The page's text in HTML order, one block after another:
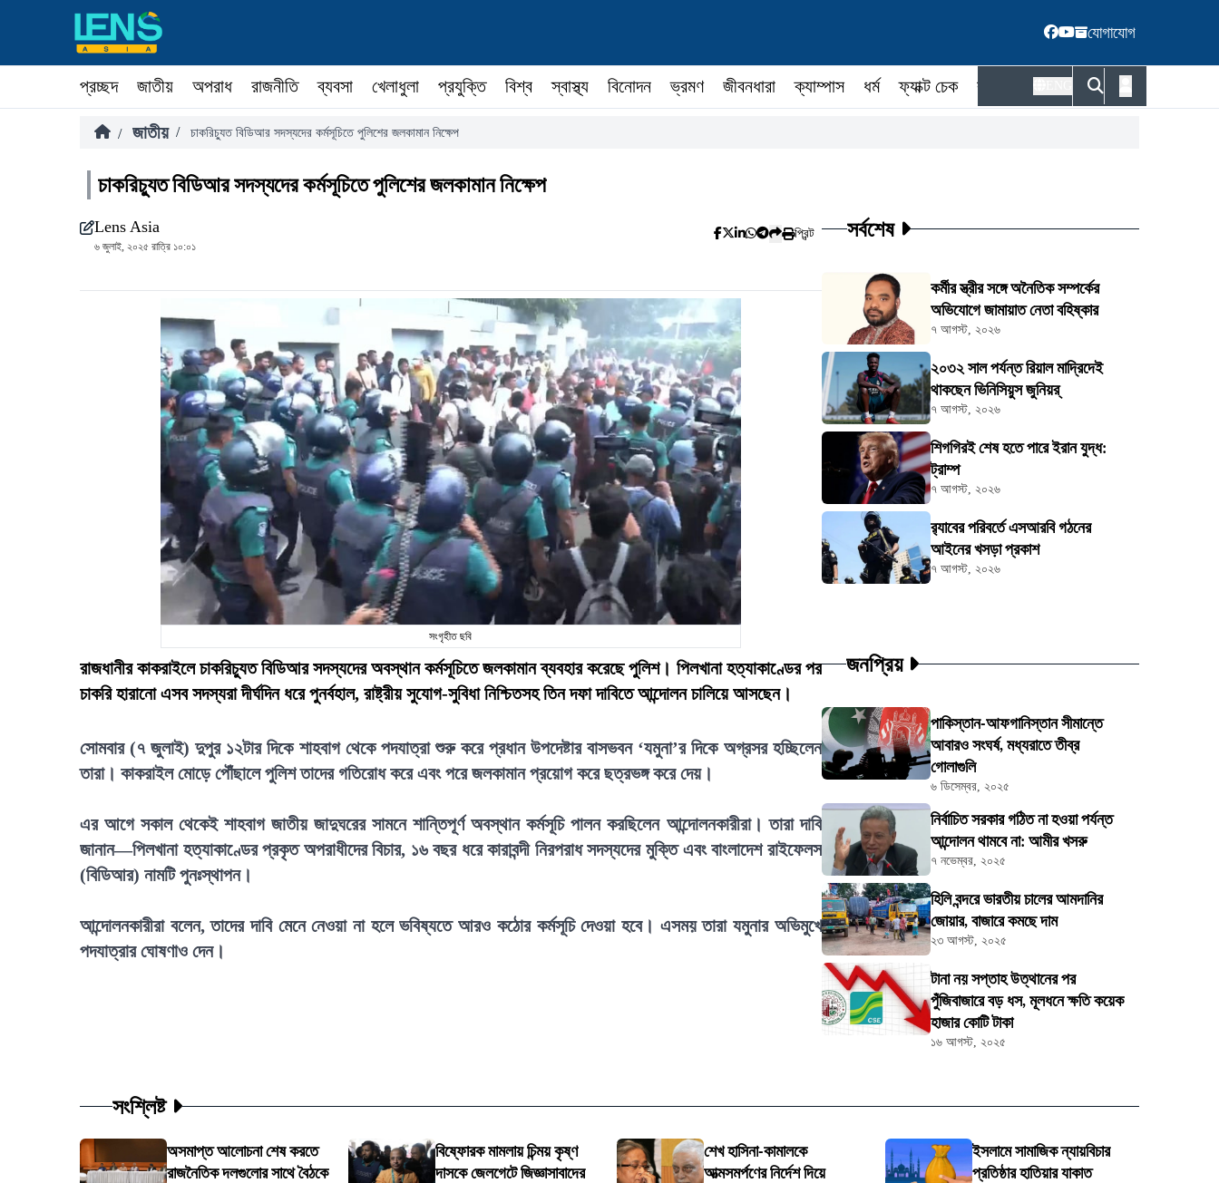
যোগাযোগ
প্রচ্ছদ জাতীয় অপরাধ রাজনীতি ব্যবসা খেলাধুলা প্রযুক্তি বিশ্ব স্বাস্থ্য বিনোদন ভ্রমণ জীবনধারা ক্যাম্পাস ধর্ম ফ্যাক্ট চেক কর্মকর্তা
/ জাতীয় / চাকরিচ্যুত বিডিআর সদস্যদের কর্মসূচিতে পুলিশের জলকামান নিক্ষেপ
চাকরিচ্যুত বিডিআর সদস্যদের কর্মসূচিতে পুলিশের জলকামান নিক্ষেপ
Lens Asia
৬ জুলাই, ২০২৫ রাত্রি ১০:০১
প্রিন্ট
সংগৃহীত ছবি
রাজধানীর কাকরাইলে চাকরিচ্যুত বিডিআর সদস্যদের অবস্থান কর্মসূচিতে জলকামান ব্যবহার করেছে পুলিশ। পিলখানা হত্যাকাণ্ডের পর
চাকরি হারানো এসব সদস্যরা দীর্ঘদিন ধরে পুনর্বহাল, রাষ্ট্রীয় সুযোগ-সুবিধা নিশ্চিতসহ তিন দফা দাবিতে আন্দোলন চালিয়ে আসছেন।
সোমবার (৭ জুলাই) দুপুর ১২টার দিকে শাহবাগ থেকে পদযাত্রা শুরু করে প্রধান উপদেষ্টার বাসভবন ‘যমুনা’র দিকে অগ্রসর হচ্ছিলেন
তারা। কাকরাইল মোড়ে পৌঁছালে পুলিশ তাদের গতিরোধ করে এবং পরে জলকামান প্রয়োগ করে ছত্রভঙ্গ করে দেয়।
এর আগে সকাল থেকেই শাহবাগ জাতীয় জাদুঘরের সামনে শান্তিপূর্ণ অবস্থান কর্মসূচি পালন করছিলেন আন্দোলনকারীরা। তারা দাবি
জানান—পিলখানা হত্যাকাণ্ডের প্রকৃত অপরাধীদের বিচার, ১৬ বছর ধরে কারাবন্দী নিরপরাধ সদস্যদের মুক্তি এবং বাংলাদেশ রাইফেলস
(বিডিআর) নামটি পুনঃস্থাপন।
আন্দোলনকারীরা বলেন, তাদের দাবি মেনে নেওয়া না হলে ভবিষ্যতে আরও কঠোর কর্মসূচি দেওয়া হবে। এসময় তারা যমুনার অভিমুখে
পদযাত্রার ঘোষণাও দেন।
সর্বশেষ
কর্মীর স্ত্রীর সঙ্গে অনৈতিক সম্পর্কের
অভিযোগে জামায়াত নেতা বহিষ্কার
৭ আগস্ট, ২০২৬
২০৩২ সাল পর্যন্ত রিয়াল মাদ্রিদেই
থাকছেন ভিনিসিয়ুস জুনিয়র্
৭ আগস্ট, ২০২৬
শিগগিরই শেষ হতে পারে ইরান যুদ্ধ:
ট্রাম্প
৭ আগস্ট, ২০২৬
র‍্যাবের পরিবর্তে এসআরবি গঠনের
আইনের খসড়া প্রকাশ
৭ আগস্ট, ২০২৬
জনপ্রিয়
পাকিস্তান-আফগানিস্তান সীমান্তে
আবারও সংঘর্ষ, মধ্যরাতে তীব্র
গোলাগুলি
৬ ডিসেম্বর, ২০২৫
নির্বাচিত সরকার গঠিত না হওয়া পর্যন্ত
আন্দোলন থামবে না: আমীর খসরু
৭ নভেম্বর, ২০২৫
হিলি বন্দরে ভারতীয় চালের আমদানির
জোয়ার, বাজারে কমছে দাম
২৩ আগস্ট, ২০২৫
টানা নয় সপ্তাহ উত্থানের পর
পুঁজিবাজারে বড় ধস, মূলধনে ক্ষতি কয়েক
হাজার কোটি টাকা
১৬ আগস্ট, ২০২৫
সংশ্লিষ্ট
অসমাপ্ত আলোচনা শেষ করতে
রাজনৈতিক দলগুলোর সাথে বৈঠকে
বিষ্ফোরক মামলায় চিন্ময় কৃষ্ণ
দাসকে জেলগেটে জিজ্ঞাসাবাদের
শেখ হাসিনা-কামালকে
আত্মসমর্পণের নির্দেশ দিয়ে
ইসলামে সামাজিক ন্যায়বিচার
প্রতিষ্ঠার হাতিয়ার যাকাত